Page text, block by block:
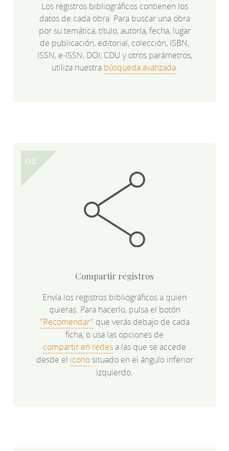
Los registros bibliográficos contienen los
datos de cada obra. Para buscar una obra
por su temática, título, autoría, fecha, lugar
de publicación, editorial, colección, ISBN,
ISSN, e-ISSN, DOI, CDU y otros parámetros,
utiliza nuestra búsqueda avanzada.
Compartir registros
Envía los registros bibliográficos a quien
quieras. Para hacerlo, pulsa el botón
"Recomendar" que verás debajo de cada
ficha, o usa las opciones de
compartir en redesa las que se accede
desde el iconosituado en el ángulo inferior
izquierdo.